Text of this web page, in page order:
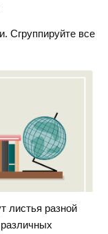
Сгруппируйте все
листья разной